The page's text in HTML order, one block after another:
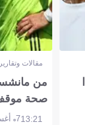
مقالات
من
صحة موقف
13:217 أغسطس 2026